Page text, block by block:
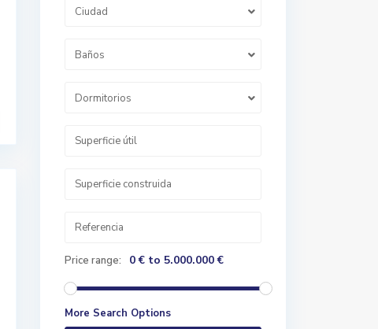
Ciudad
Baños
Dormitorios
Price range: 0 € to 5.000.000 €
More Search Options